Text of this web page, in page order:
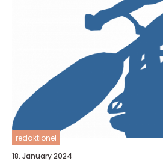
redaktionel
18. January 2024